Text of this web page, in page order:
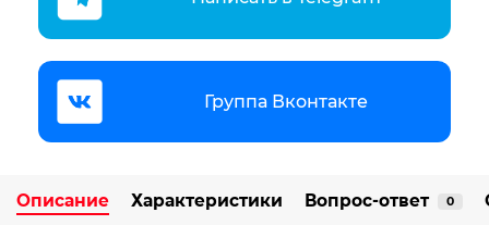
Группа Вконтакте
Описание Характеристики Вопрос-ответ 0